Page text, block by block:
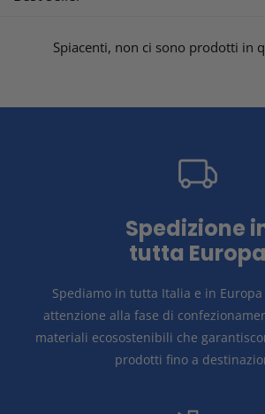
z
e
:
Spiacenti, non ci sono prodotti in
Spedizione
tutta Europa
Spediamo in tutta Italia e in
attenzione alla fase di
materiali ecosostenibili che
prodotti fino a